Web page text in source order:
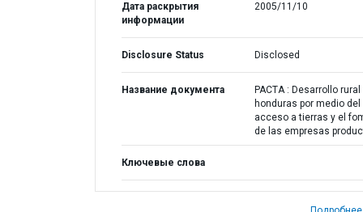
Дата раскрытия
информации
2005/11/10
Disclosure Status Disclosed
Название документа
PACTA : Desarrollo rural
honduras por medio del
acceso a tierras y el
de las empresas
Ключевые слова